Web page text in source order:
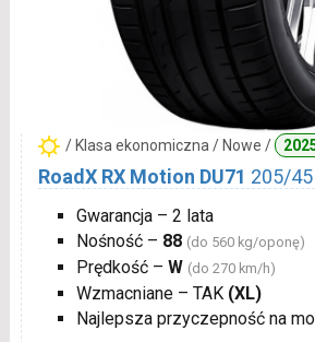
/ Klasa ekonomiczna / Nowe /
RoadX RX Motion DU71 205/45
Gwarancja – 2 lata
Nośność – 88 (do 560 kg/oponę)
Prędkość – W (do 270 km/h)
Wzmacniane – TAK (XL)
Najlepsza przyczepność na